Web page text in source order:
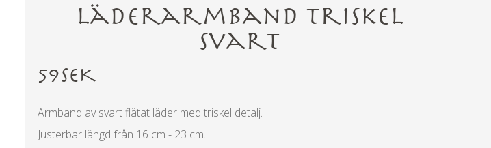
Läderarmband Triskel
svart
59SEK
Armband av svart flätat läder med triskel detalj.
Justerbar längd från 16 cm - 23 cm.